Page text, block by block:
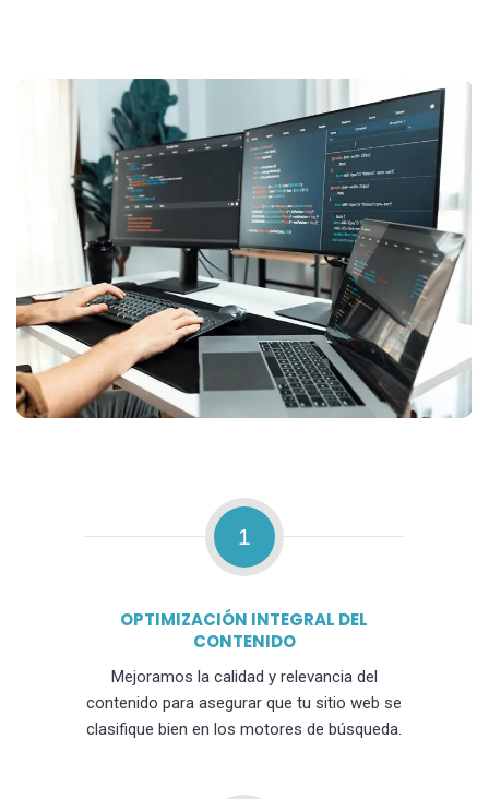
1
OPTIMIZACIÓN INTEGRAL DEL
CONTENIDO
Mejoramos la calidad y relevancia del
contenido para asegurar que tu sitio web se
clasifique bien en los motores de búsqueda.